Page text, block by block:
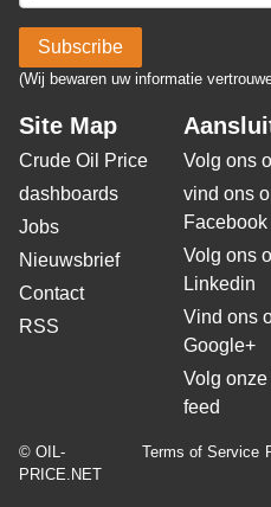
Subscribe
(Wij bewaren uw informatie
Site Map
Crude Oil Price
dashboards
Jobs
Nieuwsbrief
Contact
RSS
Volg ons
vind ons
Facebook
Volg ons
Linkedin
Vind ons
Google+
Volg
feed
© OIL-
PRICE.NET
Terms of Service